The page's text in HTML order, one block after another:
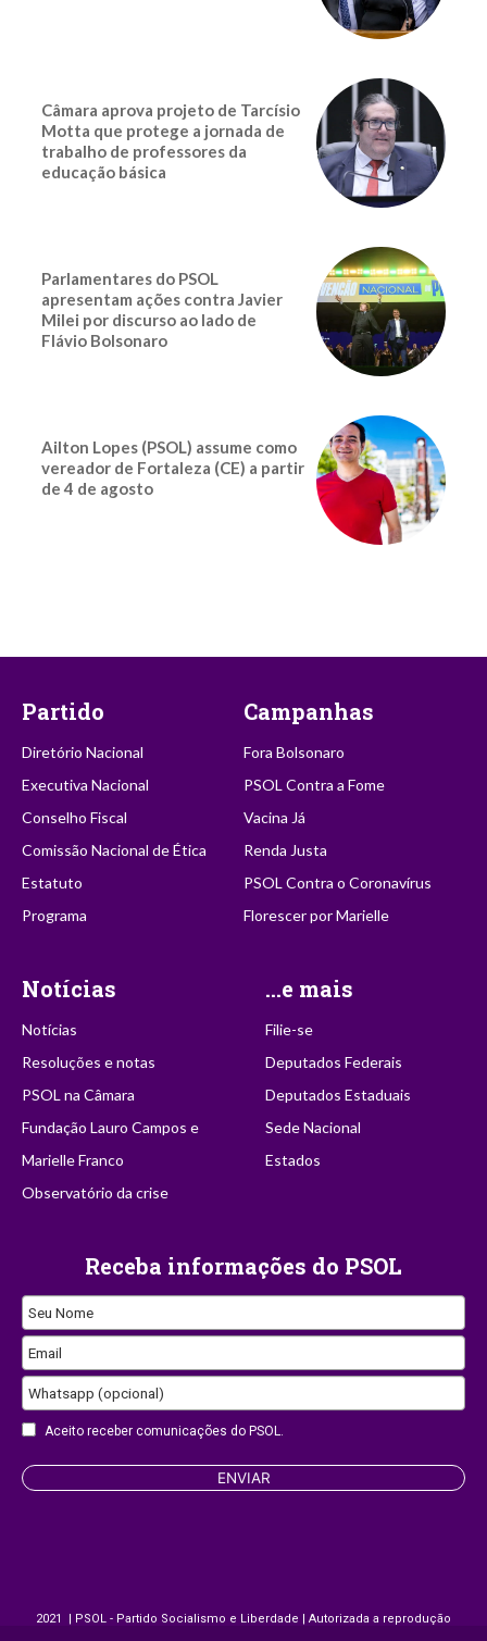
Câmara aprova projeto de Tarcísio
Motta que protege a jornada de
trabalho de professores da
educação básica
Parlamentares do PSOL
apresentam ações contra Javier
Milei por discurso ao lado de
Flávio Bolsonaro
Ailton Lopes (PSOL) assume como
vereador de Fortaleza (CE) a partir
de 4 de agosto
Partido
Diretório Nacional
Executiva Nacional
Conselho Fiscal
Comissão Nacional de Ética
Estatuto
Programa
Campanhas
Fora Bolsonaro
PSOL Contra a Fome
Vacina Já
Renda Justa
PSOL Contra o Coronavírus
Florescer por Marielle
Notícias
Notícias
Resoluções e notas
PSOL na Câmara
Fundação Lauro Campos e
Marielle Franco
Observatório da crise
...e mais
Filie-se
Deputados Federais
Deputados Estaduais
Sede Nacional
Estados
Receba informações do PSOL
Seu Nome
Email
Whatsapp (opcional)
Aceito receber comunicações do PSOL.
Website
URL
ENVIAR
2021 | PSOL - Partido Socialismo e Liberdade | Autorizada a reprodução